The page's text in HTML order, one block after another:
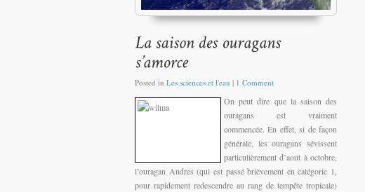
Posted in Les sciences et l'eau | 1 Comment
On peut dire que la saison des
ouragans est vraiment
commencée. En effet, si de façon
générale, les ouragans sévissent
particulièrement d’août à octobre,
l’ouragan Andres (qui est passé brièvement en catégorie 1,
pour rapidement redescendre au rang de tempête tropicale)